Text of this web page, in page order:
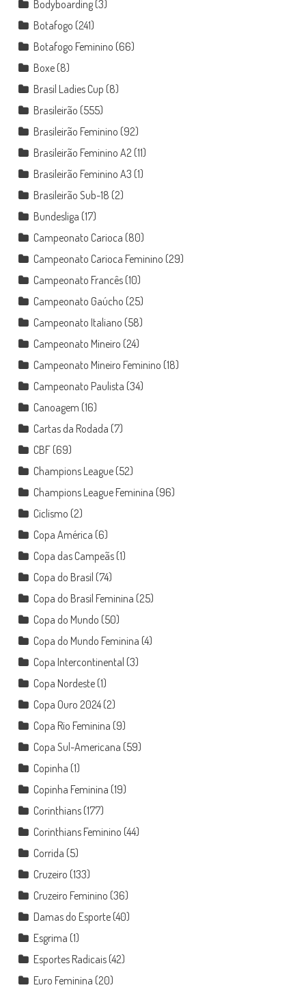
Bodyboarding(3)
Botafogo (241)
Botafogo Feminino (66)
Boxe(8)
Brasil Ladies Cup (8)
Brasileirão (555)
Brasileirão Feminino (92)
Brasileirão Feminino A2(11)
Brasileirão Feminino A3 (1)
Brasileirão Sub-18 (2)
Bundesliga (17)
Campeonato Carioca (80)
Campeonato Carioca Feminino (29)
Campeonato Francês(10)
Campeonato Gaúcho (25)
Campeonato Italiano (58)
Campeonato Mineiro (24)
Campeonato Mineiro Feminino (18)
Campeonato Paulista (34)
Canoagem (16)
Cartas da Rodada (7)
CBF(69)
Champions League(52)
Champions League Feminina (96)
Ciclismo (2)
Copa América (6)
Copa das Campeãs(1)
Copa do Brasil (74)
Copa do Brasil Feminina (25)
Copa do Mundo (50)
Copa do Mundo Feminina (4)
Copa Intercontinental (3)
Copa Nordeste(1)
Copa Ouro 2024(2)
Copa Rio Feminina (9)
Copa Sul-Americana (59)
Copinha (1)
Copinha Feminina (19)
Corinthians(177)
Corinthians Feminino (44)
Corrida (5)
Cruzeiro (133)
Cruzeiro Feminino (36)
Damas do Esporte(40)
Esgrima (1)
Esportes Radicais(42)
Euro Feminina (20)